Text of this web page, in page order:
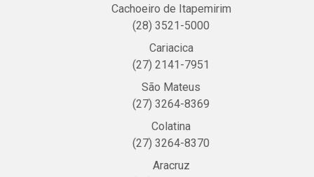
Cachoeiro de Itapemirim
(28) 3521-5000
Cariacica
(27) 2141-7951
São Mateus
(27) 3264-8369
Colatina
(27) 3264-8370
Aracruz